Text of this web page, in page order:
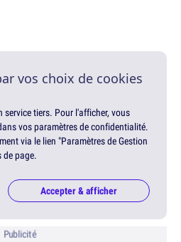
vos choix de cookies
tiers. Pour l'afficher, vous
vos paramètres de confidentialité.
via le lien "Paramètres de Gestion
de page.
Accepter & afficher
Publicité